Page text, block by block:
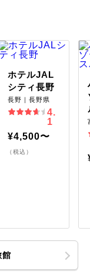
ホテルJAL
シティ長野
長野｜長野県
4.
1
¥4,500〜
（税込）
館